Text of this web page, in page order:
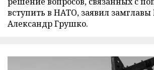
вступить в НАТО, заявил
Александр Грушко.